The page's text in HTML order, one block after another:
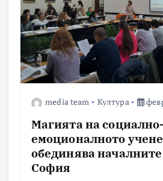
media team Култура
Магията на социално-
емоционалното
обединява
София